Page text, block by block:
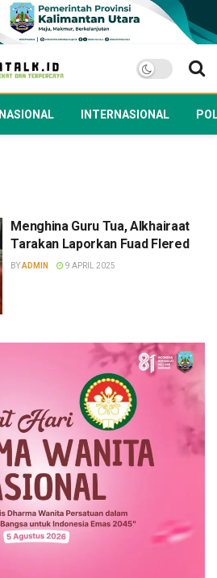
NASIONAL INTERNASIONAL
Menghina Guru Tua, Alkhairaat
Tarakan Laporkan Fuad Flered
BYADMIN 9 APRIL 2025